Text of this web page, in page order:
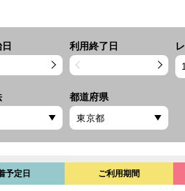
利用終了日
都道府県
予定日 ご利用期間